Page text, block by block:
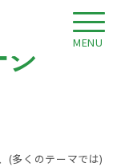
MENU
(多くのテーマでは)